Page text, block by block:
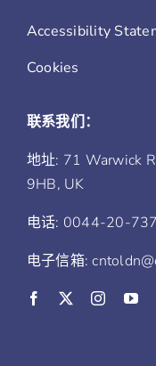
Accessibility
Cookies
联系我们：
地址: 71 Warwick
9HB, UK
电话: 0044-20-
电子信箱: